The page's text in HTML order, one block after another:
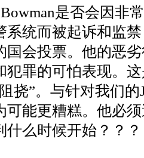
是否会因非
系统而被起诉和监
国会投票。他的恶
犯罪的可怕表现。
挠”。与针对我们的
可能更糟糕。他必
什么时候开始？？？